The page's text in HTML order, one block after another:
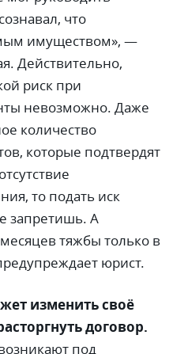
что
имуществом», —
Действительно,
риск при
невозможно. Даже
количество
которые подтвердят
то подать иск
запретишь. А
тяжбы только в
юрист.
изменить своё
договор.
под